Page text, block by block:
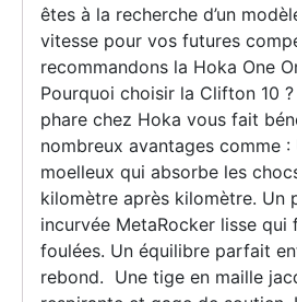
êtes à la recherche d’un
vitesse pour vos futures
recommandons la Hoka One
Pourquoi choisir la Clifton 10
phare chez Hoka vous fait
nombreux avantages comme
moelleux qui absorbe les
kilomètre après kilomètre. Un
incurvée MetaRocker lisse qui
foulées. Un équilibre parfait
rebond. Une tige en maille